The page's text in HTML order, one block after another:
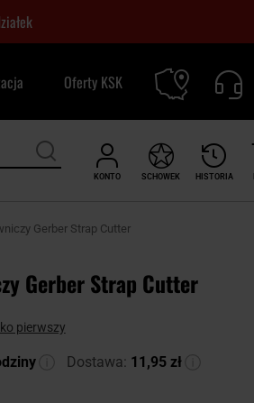
Oferty KSK
KONTO HISTORIA
SCHOWEK
Gerber Strap Cutter
Gerber Strap Cutter
pierwszy
Dostawa: 11,95 zł